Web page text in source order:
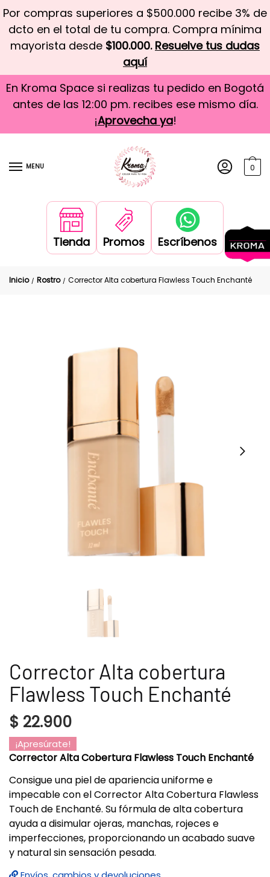
Por compras superiores a $500.000 recibe 3% de
dcto en el total de tu compra. Compra mínima
mayorista desde $100.000. Resuelve tus dudas
aquí
En Kroma Space si realizas tu pedido en Bogotá
antes de las 12:00 pm. recibes ese mismo día.
¡Aprovecha ya!
MENU 0
Tienda Promos Escríbenos
Inicio / Rostro / Corrector Alta cobertura Flawless Touch Enchanté
Corrector Alta cobertura
Flawless Touch Enchanté
$ 22.900
¡Apresúrate!
Corrector Alta Cobertura Flawless Touch Enchanté
Consigue una piel de apariencia uniforme e
impecable con el Corrector Alta Cobertura Flawless
Touch de Enchanté. Su fórmula de alta cobertura
ayuda a disimular ojeras, manchas, rojeces e
imperfecciones, proporcionando un acabado suave
y natural sin sensación pesada.